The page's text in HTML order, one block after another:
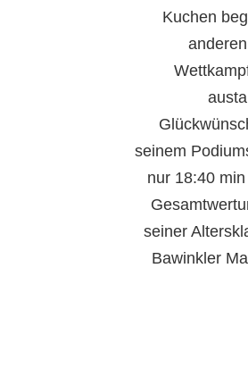
Kuchen
seinem
nur 18:40
seiner
Bawinkler